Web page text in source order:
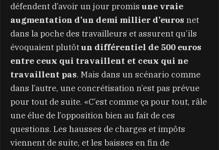
défendent d’avoir un jour promis une vraie
augmentation d’un demi millier d’euros net
dans la poche des travailleurs et assurent qu’ils
évoquaient plutôtun différentiel de 500 euros
entre ceux qui travaillent et ceux qui ne
travaillent pas. Mais dans un scénario comme
dans l’autre, une concrétisation n’est pas prévue
pour tout de suite. «C’est comme ça pour tout, râle
une élue de l’opposition bien au fait de ces
questions. Les hausses de charges et impôts
viennent de suite, et les baisses en fin de